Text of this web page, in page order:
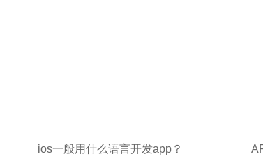
ios一般用什么语言开发app？